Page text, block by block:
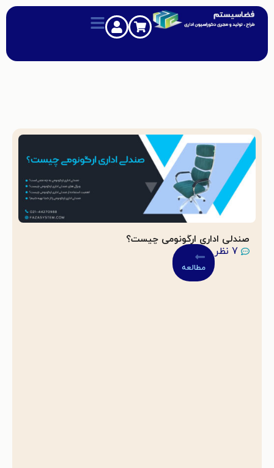
صندلی اداری ارگونومی چیست؟
7 نظر
مطالعه